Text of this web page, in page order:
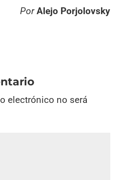
PorAlejo Porjolovsky
electrónico no será